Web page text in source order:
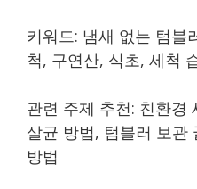
키워드: 냄새 없는 텀블
척, 구연산, 식초, 세척
관련 주제 추천: 친환경
살균 방법, 텀블러 보관
방법